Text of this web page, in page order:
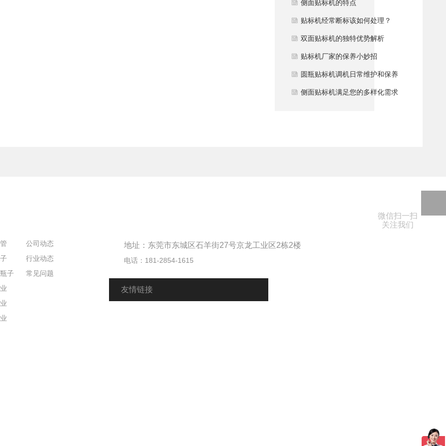
行业?
侧面贴标机的特点
贴标机经常断标该如何处理？
双面贴标机的独特优势解析
贴标机厂家的保养小妙招
圆瓶贴标机调机日常维护和保养
侧面贴标机满足您的多样化需求
子
公司动态
行业动态
常见问题
地址：东莞市东城区石羊街27号京龙工业区2栋2楼
电话：181-2854-1615
友情链接
微信扫一扫
关注我们